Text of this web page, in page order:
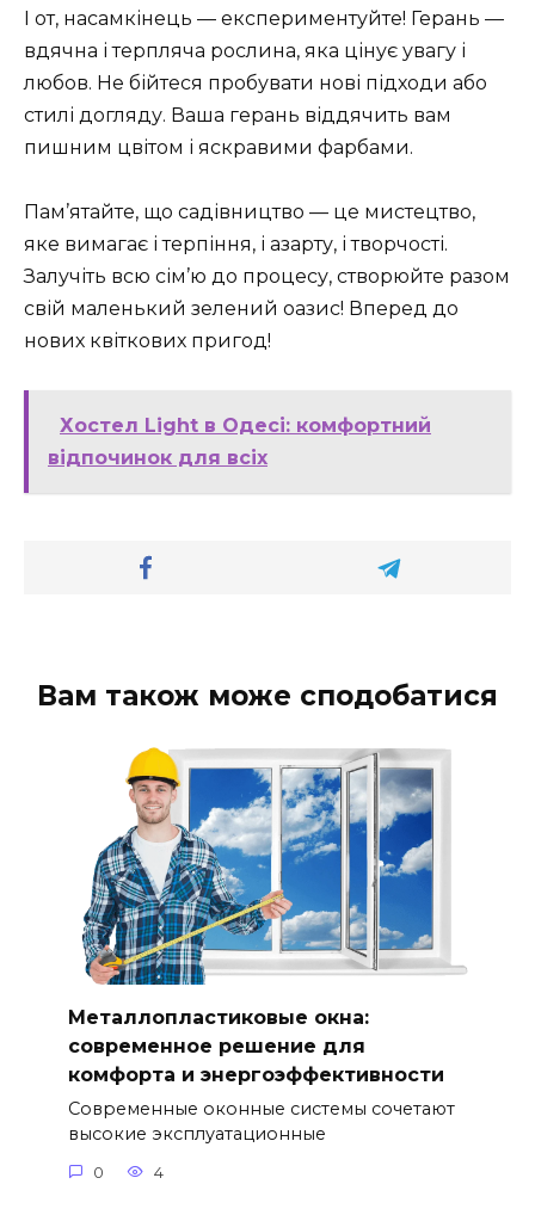
І от, насамкінець — експериментуйте! Герань —
вдячна і терпляча рослина, яка цінує увагу і
любов. Не бійтеся пробувати нові підходи або
стилі догляду. Ваша герань віддячить вам
пишним цвітом і яскравими фарбами.
Пам’ятайте, що садівництво — це мистецтво,
яке вимагає і терпіння, і азарту, і творчості.
Залучіть всю сім’ю до процесу, створюйте разом
свій маленький зелений оазис! Вперед до
нових квіткових пригод!
Хостел Light в Одесі: комфортний
відпочинок для всіх
Вам також може сподобатися
Металлопластиковые окна:
современное решение для
комфорта и энергоэффективности
Современные оконные системы сочетают
высокие эксплуатационные
0 4